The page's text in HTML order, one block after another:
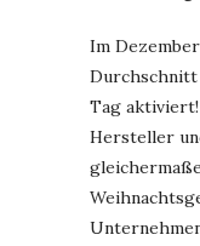
Im
Tag
Hersteller